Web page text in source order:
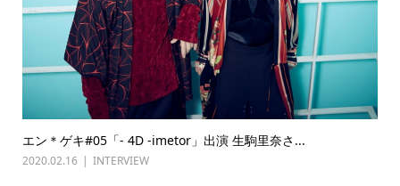
エン＊ゲキ#05「- 4D -imetor」出演 生駒里奈さ...
2020.02.16 INTERVIEW